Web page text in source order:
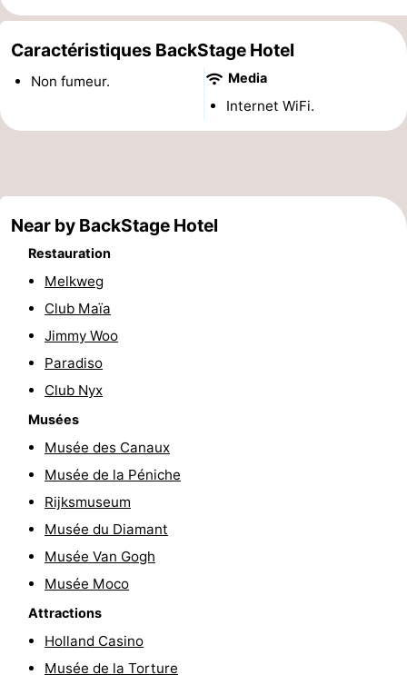
de
vue
-
Croisières
-
Experiences
Villages
Faire
Randonnée
Divertissement
Nocturne
Aliments
Boissons
Shopping
Marchés
Grands
Magasins
Faire
vélo
Événements
Spécial
Caractéristiques BackStage Hotel
Non fumeur. Media
Internet WiFi.
Near by BackStage Hotel
Restauration
Melkweg
Club Maïa
Jimmy Woo
Paradiso
Club Nyx
Musées
Musée des Canaux
Musée de la Péniche
Rijksmuseum
Musée du Diamant
Musée Van Gogh
Musée Moco
Attractions
Holland Casino
Musée de la Torture